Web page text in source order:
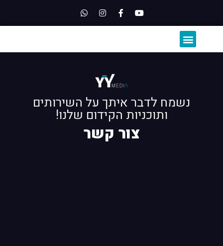
נשמח לדבר איתך על השירותים
ותוכניות הקידום שלנו!
צור קשר